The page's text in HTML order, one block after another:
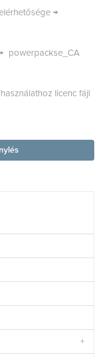
→
powerpackse_CA
licenc fájl